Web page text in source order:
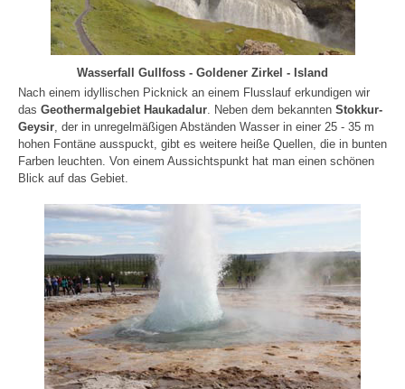
Wasserfall Gullfoss - Goldener Zirkel - Island
Nach einem idyllischen Picknick an einem Flusslauf erkundigen wir
das Geothermalgebiet Haukadalur . Neben dem bekannten Stokkur-
Geysir , der in unregelmäßigen Abständen Wasser in einer 25 - 35 m
hohen Fontäne ausspuckt, gibt es weitere heiße Quellen, die in bunten
Farben leuchten. Von einem Aussichtspunkt hat man einen schönen
Blick auf das Gebiet.